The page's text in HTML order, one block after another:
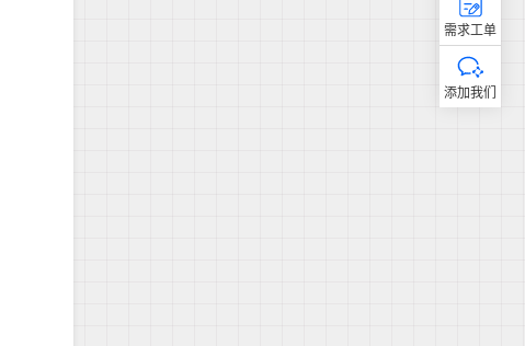
需求工单
添加我们